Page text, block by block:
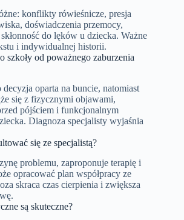
konflikty rówieśnicze, presja
doświadczenia przemocy,
do lęków u dziecka. Ważne
i indywidualnej historii.
szkoły od poważnego zaburzenia
oparta na buncie, natomiast
się z fizycznymi objawami,
pójściem i funkcjonalnym
Diagnoza specjalisty wyjaśnia
się ze specjalistą?
problemu, zaproponuje terapię i
opracować plan współpracy ze
skraca czas cierpienia i zwiększa
są skuteczne?